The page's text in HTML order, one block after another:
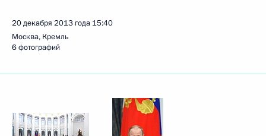
20 декабря 2013 года 15:40
Москва, Кремль
6 фотографий